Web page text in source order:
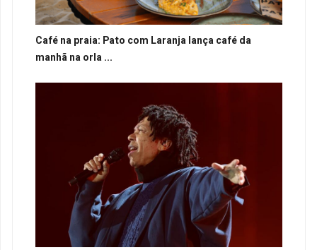
Café na praia: Pato com Laranja lança café da
manhã na orla ...